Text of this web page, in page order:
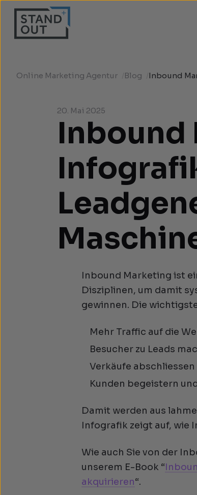
Online Marketing Agentur Blog Inbound
20. Mai 2025
Inbound
Inbound Marketing ist
Disziplinen, um damit
gewinnen. Die
Mehr Traffic auf die
Besucher zu Leads
Verkäufe abschliessen
Kunden begeistern
Damit werden aus
Infografik zeigt auf, wie
Wie auch Sie von der
unserem E-Book “
akquirieren“.